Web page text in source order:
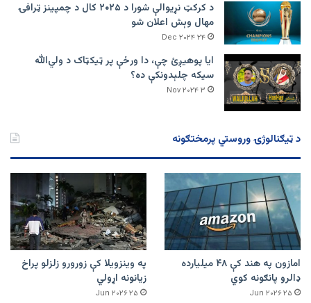
د کرکټ نړیوالې شورا د ۲۰۲۵ کال د چمپینز ټرافۍ
مهال وېش اعلان شو
۲۴ Dec ۲۰۲۴
ایا پوهیږئ چې، دا ورځې پر ټيکټاک د ولي‌الله
سیکه چلېدونکې ده؟
۳ Nov ۲۰۲۴
د ټیګنالوژۍ وروستي پرمختګونه
امازون په هند کې ۴۸ میلیارده
ډالرو پانګونه کوي
۲۵ Jun ۲۰۲۶
په وینزویلا کې زورورو زلزلو پراخ
زیانونه اړولي
۲۵ Jun ۲۰۲۶